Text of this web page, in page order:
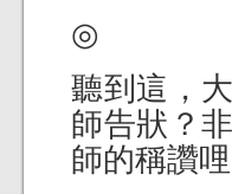
◎
聽到這，
師告狀？
師的稱讚